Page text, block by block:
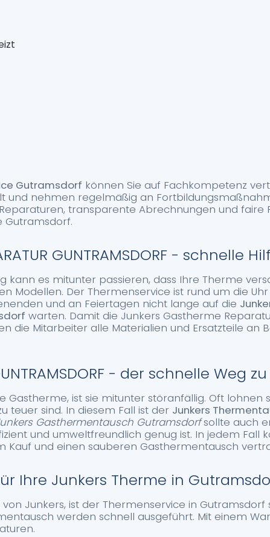
Gutramsdorf können Sie auf Fachkompetenz
und nehmen regelmäßig an
transparente Abrechnungen und faire
Gutramsdorf.
GUNTRAMSDORF - schnelle
kann es mitunter passieren, dass Ihre Therme
Modellen. Der Thermenservice ist rund um die
und an Feiertagen nicht lange auf die
warten. Damit die Junkers Gastherme
die Mitarbeiter alle Materialien und Ersatzteile an
GUNTRAMSDORF - der schnelle
Gastherme, ist sie mitunter störanfällig. Oft lohnen
teuer sind. In diesem Fall ist der Junkers
Gasthermentausch Gutramsdorfsollte auch
und umweltfreundlich genug ist. In jedem Fall
und einen sauberen Gasthermentausch
Ihre Junkers Therme in
Junkers, ist der Thermenservice in Gutramsdorf
werden schnell ausgeführt. Mit einem